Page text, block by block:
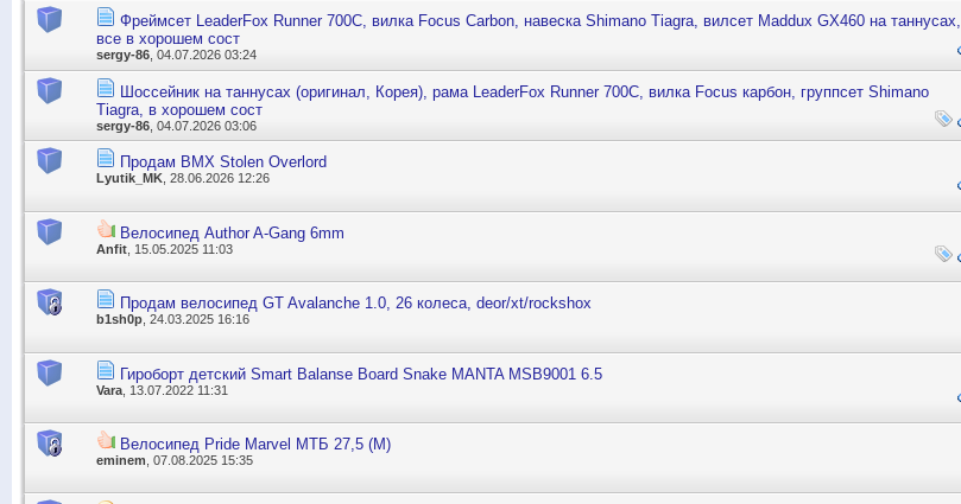
Фреймсет LeaderFox Runner 700C, вилка Focus Carbon, навеска Shimano Tiagra, вилсет Maddux GX460 на таннусах,
все в хорошем сост
sergy-86 , 04.07.2026 03:24
Шоссейник на таннусах (оригинал, Корея), рама LeaderFox Runner 700C, вилка Focus карбон, группсет Shimano
Tiagra, в хорошем сост
sergy-86 , 04.07.2026 03:06
Продам BMX Stolen Overlord
Lyutik_MK , 28.06.2026 12:26
Велосипед Author A-Gang 6mm
Anfit , 15.05.2025 11:03
Продам велосипед GT Avalanche 1.0, 26 колеса, deor/xt/rockshox
b1sh0p , 24.03.2025 16:16
Гироборт детский Smart Balanse Board Snake MANTA MSB9001 6.5
Vara , 13.07.2022 11:31
Велосипед Pride Marvel МТБ 27,5 (М)
eminem , 07.08.2025 15:35